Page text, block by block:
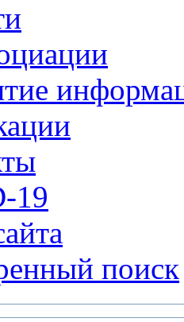
19
поиск